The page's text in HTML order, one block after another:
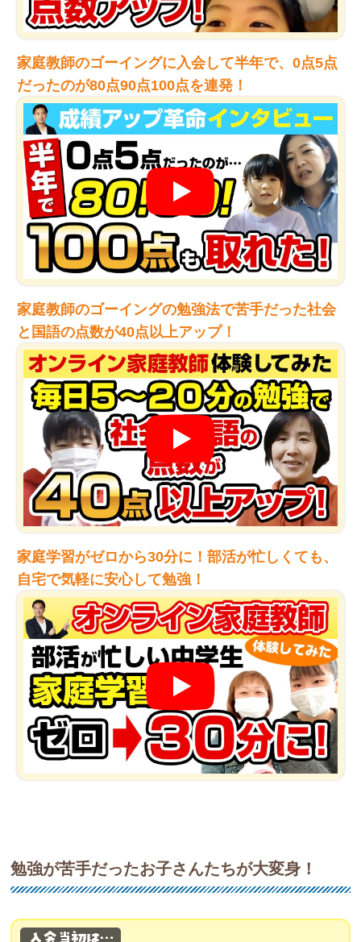
家庭教師のゴーイングに入会して半年で、0点5点
だったのが80点90点100点を連発！
家庭教師のゴーイングの勉強法で苦手だった社会
と国語の点数が40点以上アップ！
家庭学習がゼロから30分に！部活が忙しくても、
自宅で気軽に安心して勉強！
勉強が苦手だったお子さんたちが大変身！